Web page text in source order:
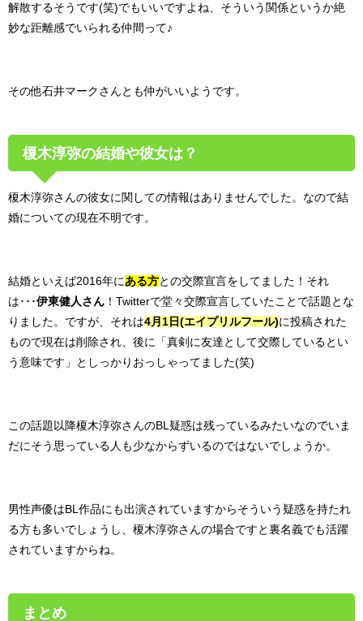
解散するそうです(笑)でもいいですよね、そういう関係というか絶
妙な距離感でいられる仲間って♪
その他石井マークさんとも仲がいいようです。
榎木淳弥の結婚や彼女は？
榎木淳弥さんの彼女に関しての情報はありませんでした。なので結
婚についての現在不明です。
結婚といえば2016年に ある方との交際宣言をしてました！それ
は･･･伊東健人さん ！Twitterで堂々交際宣言していたことで話題とな
りました。ですが、それは4月1日(エイプリルフール)に投稿された
もので現在は削除され、後に「真剣に友達として交際しているとい
う意味です」としっかりおっしゃってました(笑)
この話題以降榎木淳弥さんのBL疑惑は残っているみたいなのでいま
だにそう思っている人も少なからずいるのではないでしょうか。
男性声優はBL作品にも出演されていますからそういう疑惑を持たれ
る方も多いでしょうし、榎木淳弥さんの場合ですと裏名義でも活躍
されていますからね。
まとめ